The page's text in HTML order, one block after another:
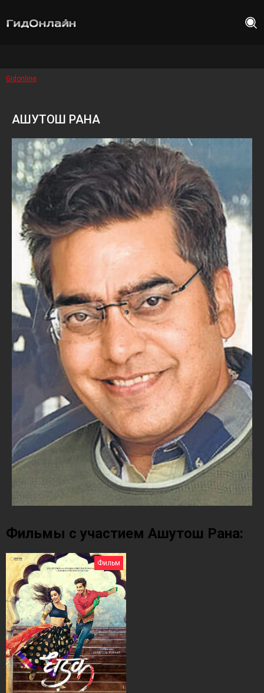
Gidonline
АШУТОШ РАНА
Фильмы с участием Ашутош Рана:
Фильм